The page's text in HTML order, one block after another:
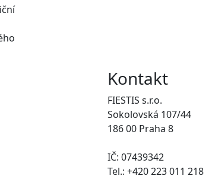
Kontakt
FIESTIS s.r.o.
Sokolovská 107/44
186 00 Praha 8
IČ: 07439342
Tel.: +420 223 011 218